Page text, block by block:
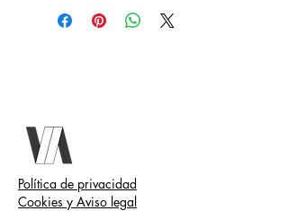
Política de privacidad
Cookies y Aviso legal